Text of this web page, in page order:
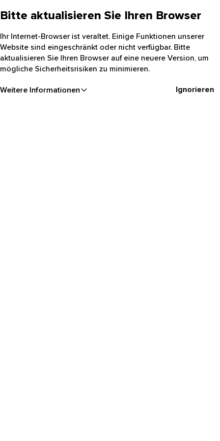
Bitte aktualisieren Sie Ihren Browser
Ihr Internet-Browser ist veraltet. Einige Funktionen unserer
Website sind eingeschränkt oder nicht verfügbar. Bitte
aktualisieren Sie Ihren Browser auf eine neuere Version, um
mögliche Sicherheitsrisiken zu minimieren.
Weitere Informationen Ignorieren